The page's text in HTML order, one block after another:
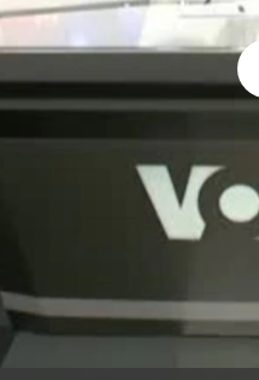
No media